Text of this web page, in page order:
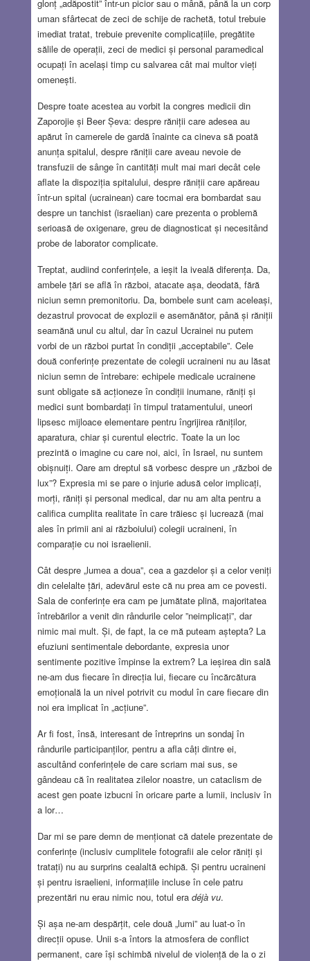
glonț „adăpostit” într-un picior sau o mână, până la un corp
uman sfârtecat de zeci de schije de rachetă, totul trebuie
imediat tratat, trebuie prevenite complicațiile, pregătite
sălile de operații, zeci de medici și personal paramedical
ocupați în același timp cu salvarea cât mai multor vieți
omenești.
Despre toate acestea au vorbit la congres medicii din
Zaporojie și Beer Șeva: despre răniții care adesea au
apărut în camerele de gardă înainte ca cineva să poată
anunța spitalul, despre răniții care aveau nevoie de
transfuzii de sânge în cantități mult mai mari decât cele
aflate la dispoziția spitalului, despre răniții care apăreau
într-un spital (ucrainean) care tocmai era bombardat sau
despre un tanchist (israelian) care prezenta o problemă
serioasă de oxigenare, greu de diagnosticat și necesitând
probe de laborator complicate.
Treptat, audiind conferințele, a ieșit la iveală diferența. Da,
ambele țări se află în război, atacate așa, deodată, fără
niciun semn premonitoriu. Da, bombele sunt cam aceleași,
dezastrul provocat de explozii e asemănător, până și răniții
seamănă unul cu altul, dar în cazul Ucrainei nu putem
vorbi de un război purtat în condiții „acceptabile”. Cele
două conferințe prezentate de colegii ucraineni nu au lăsat
niciun semn de întrebare: echipele medicale ucrainene
sunt obligate să acționeze în condiții inumane, răniți și
medici sunt bombardați în timpul tratamentului, uneori
lipsesc mijloace elementare pentru îngrijirea răniților,
aparatura, chiar și curentul electric. Toate la un loc
prezintă o imagine cu care noi, aici, în Israel, nu suntem
obișnuiți. Oare am dreptul să vorbesc despre un „război de
lux”? Expresia mi se pare o injurie adusă celor implicați,
morți, răniți și personal medical, dar nu am alta pentru a
califica cumplita realitate în care trăiesc și lucrează (mai
ales în primii ani ai războiului) colegii ucraineni, în
comparație cu noi israelienii.
Cât despre „lumea a doua”, cea a gazdelor și a celor veniți
din celelalte țări, adevărul este că nu prea am ce povesti.
Sala de conferințe era cam pe jumătate plină, majoritatea
întrebărilor a venit din rândurile celor ”neimplicați”, dar
nimic mai mult. Și, de fapt, la ce mă puteam aștepta? La
efuziuni sentimentale debordante, expresia unor
sentimente pozitive împinse la extrem? La ieșirea din sală
ne-am dus fiecare în direcția lui, fiecare cu încărcătura
emoțională la un nivel potrivit cu modul în care fiecare din
noi era implicat în „acțiune”.
Ar fi fost, însă, interesant de întreprins un sondaj în
rândurile participanților, pentru a afla câți dintre ei,
ascultând conferințele de care scriam mai sus, se
gândeau că în realitatea zilelor noastre, un cataclism de
acest gen poate izbucni în oricare parte a lumii, inclusiv în
a lor…
Dar mi se pare demn de menționat că datele prezentate de
conferințe (inclusiv cumplitele fotografii ale celor răniți și
tratați) nu au surprins cealaltă echipă. Și pentru ucraineni
și pentru israelieni, informațiile incluse în cele patru
prezentări nu erau nimic nou, totul era déjà vu.
Și așa ne-am despărțit, cele două „lumi” au luat-o în
direcții opuse. Unii s-a întors la atmosfera de conflict
permanent, care își schimbă nivelul de violență de la o zi